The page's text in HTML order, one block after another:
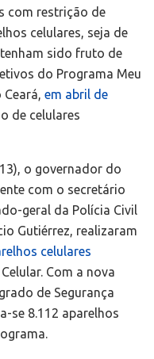
com restrição de
celulares, seja de
sido fruto de
do Programa Meu
em abril de
de celulares
o governador do
com o secretário
geral da Polícia Civil
Gutiérrez, realizaram
celulares
Com a nova
de Segurança
se 8.112 aparelhos